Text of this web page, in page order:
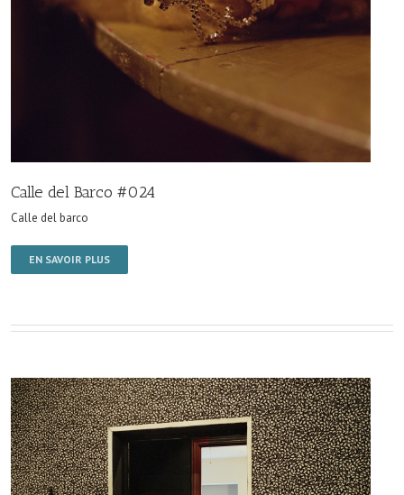
Calle del Barco #024
Calle del barco
EN SAVOIR PLUS